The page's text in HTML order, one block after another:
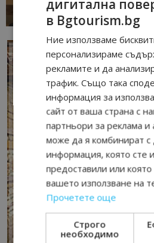
AI Travel Economy с
дигитална
в Bgtourism.bg
Ние използваме
персонализираме
рекламите и да
трафик. Също така
информация за
сайт от ваша страна с
партньори за реклама и
може да я комбинират с
информация, която сте
предоставили или
вашето използване на
Прочетете още
Строго
необходимо